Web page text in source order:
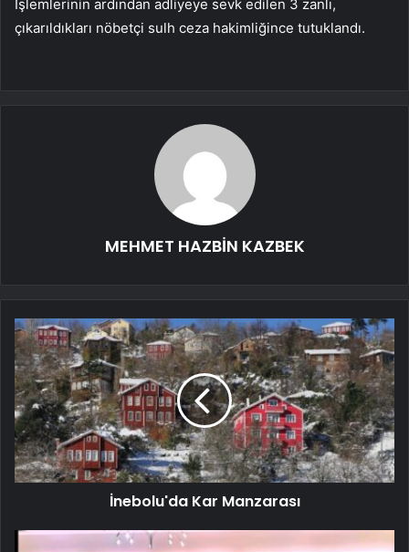
İşlemlerinin ardından adliyeye sevk edilen 3 zanlı,
çıkarıldıkları nöbetçi sulh ceza hakimliğince tutuklandı.
MEHMET HAZBİN KAZBEK
İnebolu'da Kar Manzarası